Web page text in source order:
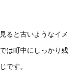
ると古いようなイメ
は町中にしっかり残
です。